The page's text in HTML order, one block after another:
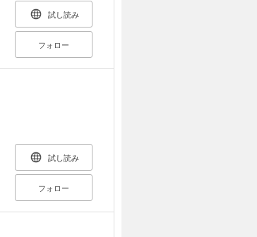
試し読み
フォロー
試し読み
フォロー